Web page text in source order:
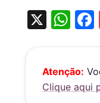
X
W
s
A
Atenção:
Clique aqui